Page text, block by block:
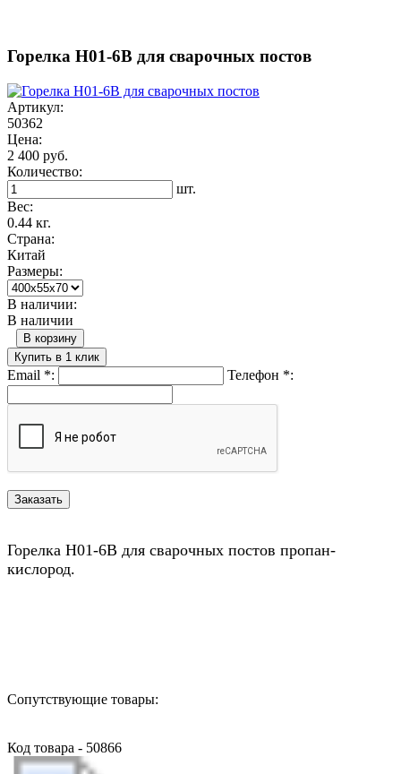
Горелка H01-6B для сварочных постов
Артикул:
50362
Цена:
2 400 руб.
Количество:
шт.
Вес:
0.44 кг.
Страна:
Китай
Размеры:
В наличии:
В наличии
В корзину
Купить в 1 клик
Email *: Телефон *:
Горелка H01-6B для сварочных постов пропан-
кислород.
Сопутствующие товары:
Код товара - 50866